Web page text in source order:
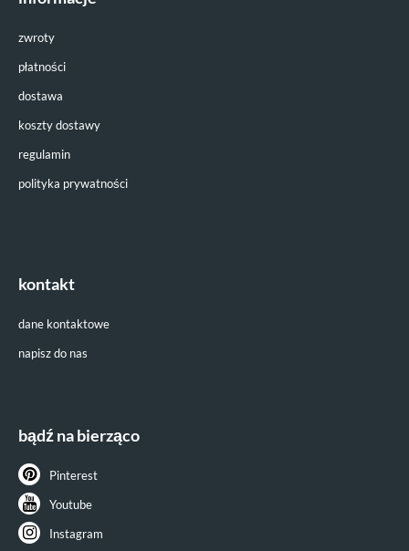
zwroty
płatności
dostawa
koszty dostawy
regulamin
polityka prywatności
kontakt
dane kontaktowe
napisz do nas
bądź na bierząco
Pinterest
Youtube
Instagram